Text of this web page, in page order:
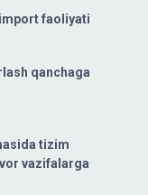
faoliyati
qanchaga
tizim
vazifalarga